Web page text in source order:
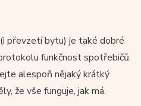
převzetí bytu) je také dobré
funkčnost spotřebičů.
alespoň nějaký krátký
že vše funguje, jak má.